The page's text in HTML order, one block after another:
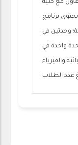
مع كلية
برنامج
اثرائية؛ وحدتين في
واحدة في
والفيزياء
عدد الطلاب